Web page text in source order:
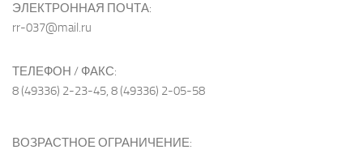
ЭЛЕКТРОННАЯ ПОЧТА:
rr-037@mail.ru
ТЕЛЕФОН / ФАКС:
8 (49336) 2-23-45, 8 (49336) 2-05-58
ВОЗРАСТНОЕ ОГРАНИЧЕНИЕ: